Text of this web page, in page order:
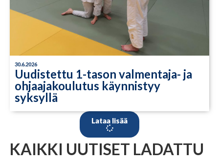
30.6.2026
Uudistettu 1-tason valmentaja- ja
ohjaajakoulutus käynnistyy
syksyllä
Lataa lisää
KAIKKI UUTISET LADATTU